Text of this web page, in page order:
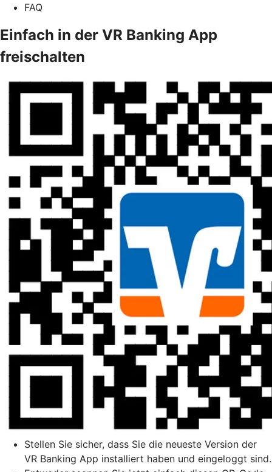
FAQ
Einfach in der VR Banking App
freischalten
Stellen Sie sicher, dass Sie die neueste Version der
VR Banking App installiert haben und eingeloggt sind.